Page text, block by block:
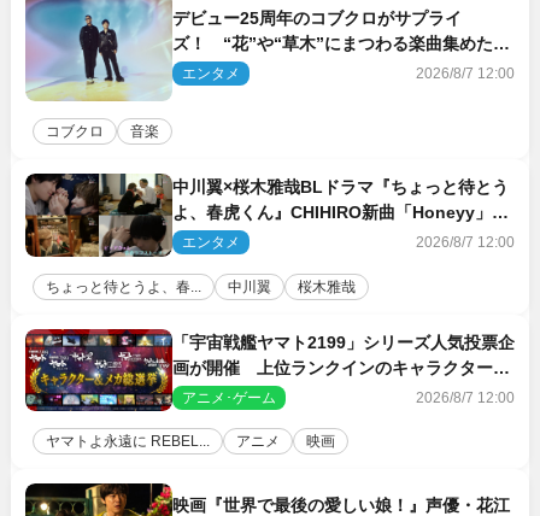
デビュー25周年のコブクロがサプライ
ズ！ “花”や“草木”にまつわる楽曲集めた新
コンセプトアルバムを“花の日”に配信リリー
ス
エンタメ 2026/8/7 12:00
コブクロ 音楽
中川翼×桜木雅哉BLドラマ『ちょっと待とう
よ、春虎くん』CHIHIRO新曲「Honeyy」が
ED主題歌に決定！
エンタメ 2026/8/7 12:00
ちょっと待とうよ、春... 中川翼 桜木雅哉
「宇宙戦艦ヤマト2199」シリーズ人気投票企
画が開催 上位ランクインのキャラクター＆
メカは新規描き下ろしイラストを制作
アニメ･ゲーム 2026/8/7 12:00
ヤマトよ永遠に REBEL... アニメ 映画
映画『世界で最後の愛しい娘！』声優・花江